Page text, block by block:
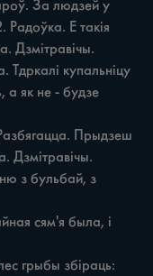
Радоўка. Е такія
Дзмітравічы.
а як не - будзе
Дзмітравічы.